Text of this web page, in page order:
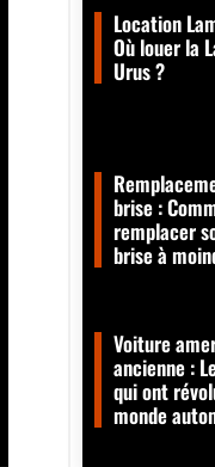
Location
Où louer la
Urus ?
brise :
remplacer
brise à
Voiture
ancienne :
qui ont
monde